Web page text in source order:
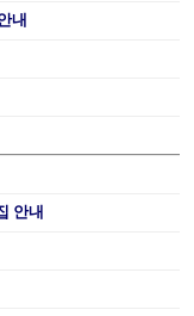
내
안내